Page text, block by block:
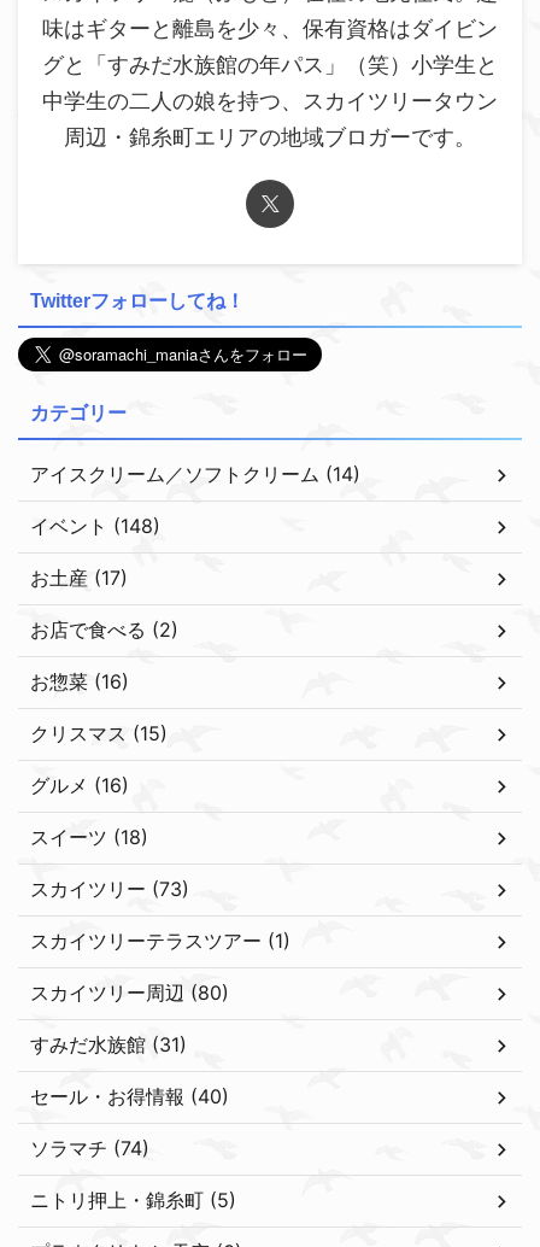
味はギターと離島を少々、保有資格はダイビン
グと「すみだ水族館の年パス」（笑）小学生と
中学生の二人の娘を持つ、スカイツリータウン
周辺・錦糸町エリアの地域ブロガーです。
Twitterフォローしてね！
カテゴリー
アイスクリーム／ソフトクリーム (14)
イベント (148)
お土産 (17)
お店で食べる (2)
お惣菜 (16)
クリスマス (15)
グルメ (16)
スイーツ (18)
スカイツリー (73)
スカイツリーテラスツアー (1)
スカイツリー周辺 (80)
すみだ水族館 (31)
セール・お得情報 (40)
ソラマチ (74)
ニトリ押上・錦糸町 (5)